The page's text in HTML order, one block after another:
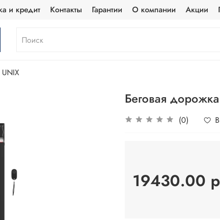
и кредит Контакты Гарантии О компании Акции
UNIX
Беговая
(0)
19430.00